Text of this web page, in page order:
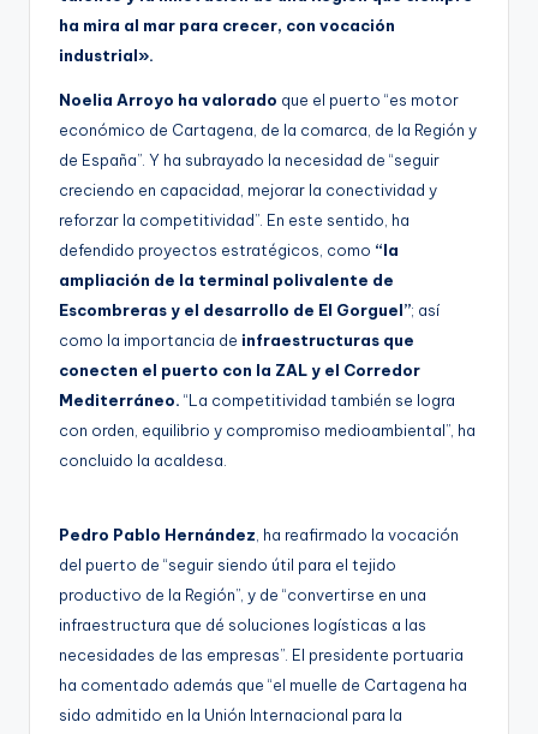
ha mira al mar para crecer, con vocación
industrial».
Noelia Arroyo ha valorado que el puerto “es motor
económico de Cartagena, de la comarca, de la Región y
de España”. Y ha subrayado la necesidad de “seguir
creciendo en capacidad, mejorar la conectividad y
reforzar la competitividad”. En este sentido, ha
defendido proyectos estratégicos, como “la
ampliación de la terminal polivalente de
Escombreras y el desarrollo de El Gorguel”; así
como la importancia de infraestructuras que
conecten el puerto con la ZAL y el Corredor
Mediterráneo. “La competitividad también se logra
con orden, equilibrio y compromiso medioambiental”, ha
concluido la acaldesa.
Pedro Pablo Hernández, ha reafirmado la vocación
del puerto de “seguir siendo útil para el tejido
productivo de la Región”, y de “convertirse en una
infraestructura que dé soluciones logísticas a las
necesidades de las empresas”. El presidente portuaria
ha comentado además que “el muelle de Cartagena ha
sido admitido en la Unión Internacional para la